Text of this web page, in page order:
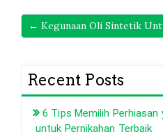
← Kegunaan Oli Sintetik
Recent Posts
6 Tips Memilih Perhiasan
untuk Pernikahan Terbaik